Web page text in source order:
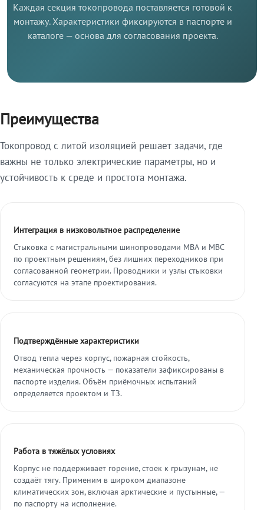
Каждая секция токопровода поставляется готовой к
монтажу. Характеристики фиксируются в паспорте и
каталоге — основа для согласования проекта.
Преимущества
Токопровод с литой изоляцией решает задачи, где
важны не только электрические параметры, но и
устойчивость к среде и простота монтажа.
Интеграция в низковольтное распределение
Стыковка с магистральными шинопроводами МВА и МВС
по проектным решениям, без лишних переходников при
согласованной геометрии. Проводники и узлы стыковки
согласуются на этапе проектирования.
Подтверждённые характеристики
Отвод тепла через корпус, пожарная стойкость,
механическая прочность — показатели зафиксированы в
паспорте изделия. Объём приёмочных испытаний
определяется проектом и ТЗ.
Работа в тяжёлых условиях
Корпус не поддерживает горение, стоек к грызунам, не
создаёт тягу. Применим в широком диапазоне
климатических зон, включая арктические и пустынные, —
по паспорту на исполнение.